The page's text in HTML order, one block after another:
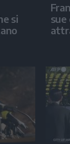
si
sue